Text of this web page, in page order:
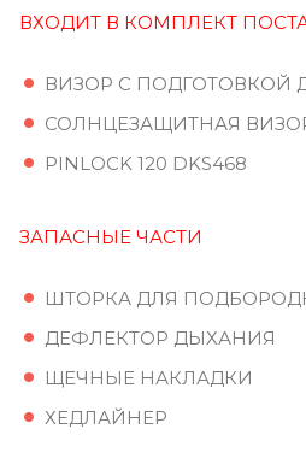
ВХОДИТ В КОМПЛЕКТ
ВИЗОР С ПОДГОТОВКОЙ
СОЛНЦЕЗАЩИТНАЯ ВИЗОР
PINLOCK 120 DKS468
ЗАПАСНЫЕ ЧАСТИ
ШТОРКА ДЛЯ
ДЕФЛЕКТОР ДЫХАНИЯ
ЩЕЧНЫЕ НАКЛАДКИ
ХЕДЛАЙНЕР